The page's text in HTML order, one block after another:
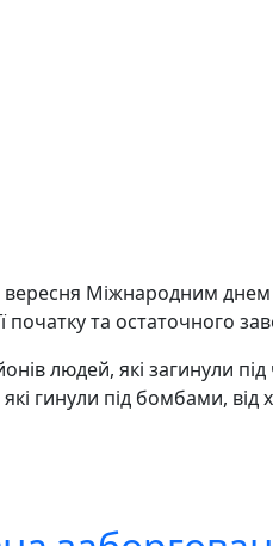
вересня Міжнародним
початку та остаточного
людей, які загинули
гинули під бомбами, від